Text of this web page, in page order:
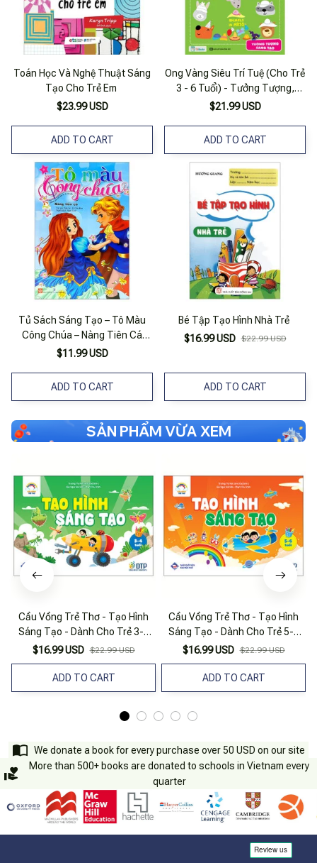
Toán Học Và Nghệ Thuật Sáng
Tạo Cho Trẻ Em
$23.99 USD
ADD TO CART
Ong Vàng Siêu Trí Tuệ (Cho Trẻ
3 - 6 Tuổi) - Tưởng Tượng,
Sáng Tạo
$21.99 USD
ADD TO CART
Tủ Sách Sáng Tạo – Tô Màu
Công Chúa – Nàng Tiên Cá
(Dành Cho Trẻ Em Từ 5-15
$11.99 USD
ADD TO CART
Bé Tập Tạo Hình Nhà Trẻ
$16.99 USD $22.99 USD
ADD TO CART
SẢN PHẨM VỪA XEM
Cầu Vồng Trẻ Thơ - Tạo Hình
Sáng Tạo - Dành Cho Trẻ 3-4
Tuổi
$16.99 USD $22.99 USD
ADD TO CART
Cầu Vồng Trẻ Thơ - Tạo Hình
Sáng Tạo - Dành Cho Trẻ 5-6
Tuổi
$16.99 USD $22.99 USD
ADD TO CART
We donate a book for every purchase over 50 USD on our site
More than 500+ books are donated to schools in Vietnam every
quarter